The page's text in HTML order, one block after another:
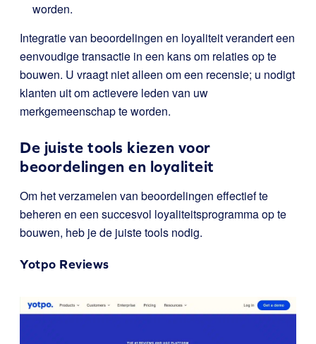
worden.
Integratie van beoordelingen en loyaliteit verandert een
eenvoudige transactie in een kans om relaties op te
bouwen. U vraagt niet alleen om een recensie; u nodigt
klanten uit om actievere leden van uw
merkgemeenschap te worden.
De juiste tools kiezen voor
beoordelingen en loyaliteit
Om het verzamelen van beoordelingen effectief te
beheren en een succesvol loyaliteitsprogramma op te
bouwen, heb je de juiste tools nodig.
Yotpo Reviews